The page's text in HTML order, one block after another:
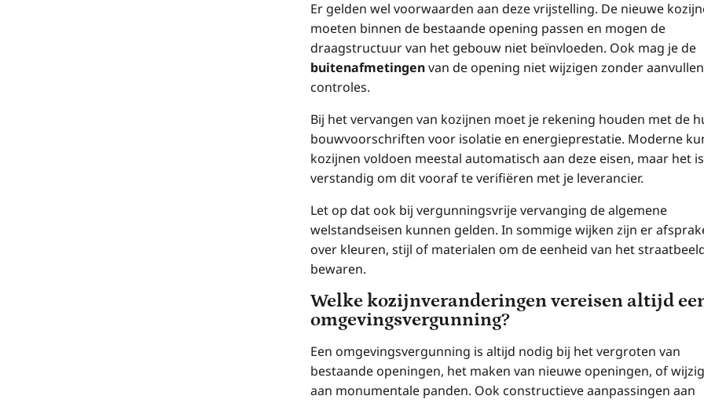
Er gelden wel voorwaarden aan deze vrijstelling. De nieuwe
moeten binnen de bestaande opening passen en mogen de
draagstructuur van het gebouw niet beïnvloeden. Ook mag je de
buitenafmetingenvan de opening niet wijzigen zonder
controles.
Bij het vervangen van kozijnen moet je rekening houden met de
bouwvoorschriften voor isolatie en energieprestatie. Moderne
kozijnen voldoen meestal automatisch aan deze eisen, maar het is
verstandig om dit vooraf te verifiëren met je leverancier.
Let op dat ook bij vergunningsvrije vervanging de algemene
welstandseisen kunnen gelden. In sommige wijken zijn er
over kleuren, stijl of materialen om de eenheid van het
bewaren.
Welke kozijnveranderingen vereisen altijd
omgevingsvergunning?
Een omgevingsvergunning is altijd nodig bij het vergroten van
bestaande openingen, het maken van nieuwe openingen, of
aan monumentale panden. Ook constructieve aanpassingen aan